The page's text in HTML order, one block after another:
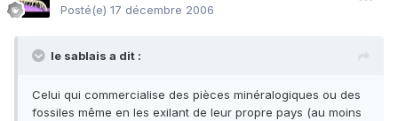
Posté(e) 17 décembre 2006
le sablais a dit :
Celui qui commercialise des pièces minéralogiques ou des
fossiles même en les exilant de leur propre pays (au moins